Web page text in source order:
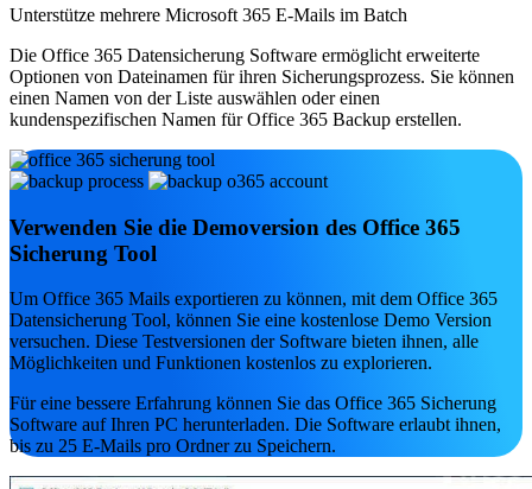
Unterstütze mehrere Microsoft 365 E-Mails im Batch
Die Office 365 Datensicherung Software ermöglicht erweiterte
Optionen von Dateinamen für ihren Sicherungsprozess. Sie können
einen Namen von der Liste auswählen oder einen
kundenspezifischen Namen für Office 365 Backup erstellen.
Verwenden Sie die Demoversion des Office 365
Sicherung Tool
Um Office 365 Mails exportieren zu können, mit dem Office 365
Datensicherung Tool, können Sie eine kostenlose Demo Version
versuchen. Diese Testversionen der Software bieten ihnen, alle
Möglichkeiten und Funktionen kostenlos zu explorieren.
Für eine bessere Erfahrung können Sie das Office 365 Sicherung
Software auf Ihren PC herunterladen. Die Software erlaubt ihnen,
bis zu 25 E-Mails pro Ordner zu Speichern.